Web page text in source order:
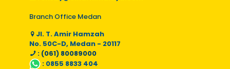
Branch Office Medan
Jl. T. Amir Hamzah
No. 50C-D, Medan - 20117
: (061) 80089000
: 0855 8833 404